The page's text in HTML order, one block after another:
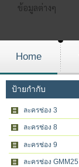
ข้อมูลต่างๆ
Home
ป้ายกำกับ
ละครช่อง 3
ละครช่อง 8
ละครช่อง 9
ละครช่อง GMM25